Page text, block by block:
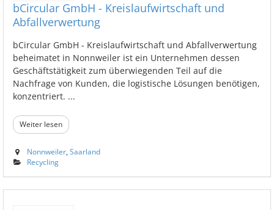
bCircular GmbH - Kreislaufwirtschaft und
Abfallverwertung
bCircular GmbH - Kreislaufwirtschaft und Abfallverwertung
beheimatet in Nonnweiler ist ein Unternehmen dessen
Geschäftstätigkeit zum überwiegenden Teil auf die
Nachfrage von Kunden, die logistische Lösungen benötigen,
konzentriert. ...
Weiter lesen
Nonnweiler Saarland
Recycling